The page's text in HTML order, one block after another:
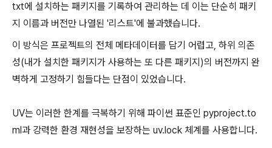
txt에 설치하는 패키지를 기록하여 관리하는 데 이는 단순히 패키
지 이름과 버전만 나열된 '리스트'에 불과했습니다.
이 방식은 프로젝트의 전체 메타데이터를 담기 어렵고, 하위 의존
성(내가 설치한 패키지가 사용하는 또 다른 패키지)의 버전까지 완
벽하게 고정하기 힘들다는 단점이 있었습니다.
UV는 이러한 한계를 극복하기 위해 파이썬 표준인 pyproject.to
ml과 강력한 환경 재현성을 보장하는 uv.lock 체계를 사용합니다.